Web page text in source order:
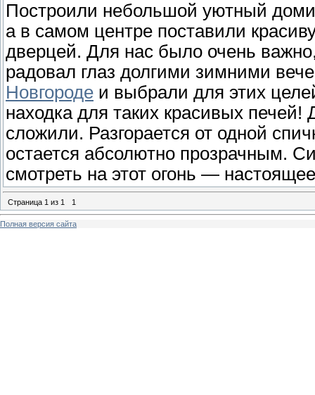
Построили небольшой уютный
а в самом центре поставили
дверцей. Для нас было очень
радовал глаз долгими зимними
Новгороде и выбрали для этих
находка для таких красивых печей!
сложили. Разгорается от одной
остается абсолютно прозрачным.
смотреть на этот огонь —
Страница 1 из 1 1
Полная версия сайта